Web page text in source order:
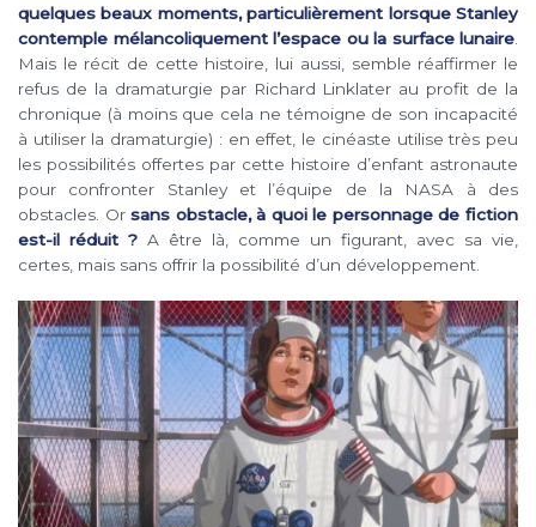
quelques beaux moments, particulièrement lorsque Stanley
contemple mélancoliquement l’espace ou la surface lunaire
Mais le récit de cette histoire, lui aussi, semble réaffirmer le
refus de la dramaturgie par Richard Linklater au profit de la
chronique (à moins que cela ne témoigne de son incapacité
à utiliser la dramaturgie) : en effet, le cinéaste utilise très peu
les possibilités offertes par cette histoire d’enfant astronaute
pour confronter Stanley et l’équipe de la NASA à des
obstacles. Orsans obstacle, à quoi le personnage de fiction
est-il réduit ? A être là, comme un figurant, avec sa vie,
certes, mais sans offrir la possibilité d’un développement.